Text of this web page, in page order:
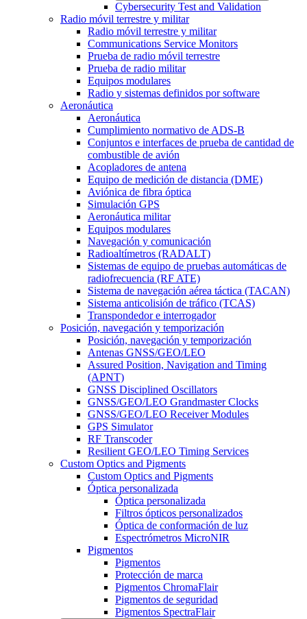
Cybersecurity Test and Validation
Radio móvil terrestre y militar
Radio móvil terrestre y militar
Communications Service Monitors
Prueba de radio móvil terrestre
Prueba de radio militar
Equipos modulares
Radio y sistemas definidos por software
Aeronáutica
Aeronáutica
Cumplimiento normativo de ADS-B
Conjuntos e interfaces de prueba de cantidad de
combustible de avión
Acopladores de antena
Equipo de medición de distancia (DME)
Aviónica de fibra óptica
Simulación GPS
Aeronáutica militar
Equipos modulares
Navegación y comunicación
Radioaltímetros (RADALT)
Sistemas de equipo de pruebas automáticas de
radiofrecuencia (RF ATE)
Sistema de navegación aérea táctica (TACAN)
Sistema anticolisión de tráfico (TCAS)
Transpondedor e interrogador
Posición, navegación y temporización
Posición, navegación y temporización
Antenas GNSS/GEO/LEO
Assured Position, Navigation and Timing
(APNT)
GNSS Disciplined Oscillators
GNSS/GEO/LEO Grandmaster Clocks
GNSS/GEO/LEO Receiver Modules
GPS Simulator
RF Transcoder
Resilient GEO/LEO Timing Services
Custom Optics and Pigments
Custom Optics and Pigments
Óptica personalizada
Óptica personalizada
Filtros ópticos personalizados
Óptica de conformación de luz
Espectrómetros MicroNIR
Pigmentos
Pigmentos
Protección de marca
Pigmentos ChromaFlair
Pigmentos de seguridad
Pigmentos SpectraFlair